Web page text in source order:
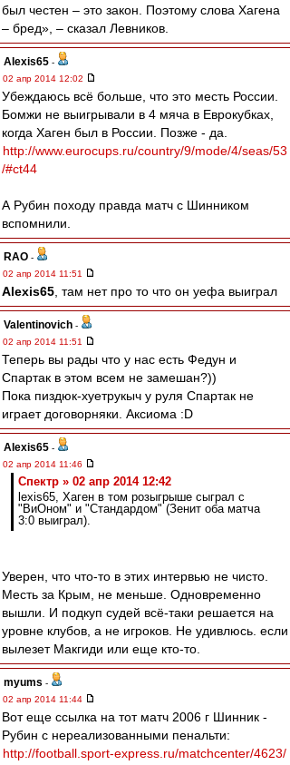
был честен – это закон. Поэтому слова Хагена
– бред», – сказал Левников.
Alexis65 -
02 апр 2014 12:02
Убеждаюсь всё больше, что это месть России.
Бомжи не выигрывали в 4 мяча в Еврокубках,
когда Хаген был в России. Позже - да.
http://www.eurocups.ru/country/9/mode/4/seas/53
/#ct44
А Рубин походу правда матч с Шинником
вспомнили.
RAO -
02 апр 2014 11:51
Alexis65 , там нет про то что он уефа выиграл
Valentinovich -
02 апр 2014 11:51
Теперь вы рады что у нас есть Федун и
Спартак в этом всем не замешан?))
Пока пиздюк-хуетрукыч у руля Спартак не
играет договорняки. Аксиома :D
Alexis65 -
02 апр 2014 11:46
Спектр » 02 апр 2014 12:42
lexis65, Хаген в том розыгрыше сыграл с
"ВиОном" и "Стандардом" (Зенит оба матча
3:0 выиграл).
Уверен, что что-то в этих интервью не чисто.
Месть за Крым, не меньше. Одновременно
вышли. И подкуп судей всё-таки решается на
уровне клубов, а не игроков. Не удивлюсь. если
вылезет Макгиди или еще кто-то.
myums -
02 апр 2014 11:44
Вот еще ссылка на тот матч 2006 г Шинник -
Рубин с нереализованными пенальти:
http://football.sport-express.ru/matchcenter/4623/